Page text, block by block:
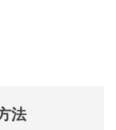
法